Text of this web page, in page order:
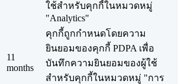
ใช้สำหรับคุกกี้ในหมวดหมู่
"Analytics"
11
months
คุกกี้ถูกกำหนดโดยความ
ยินยอมของคุกกี้ PDPA เพื่อ
บันทึกความยินยอมของผู้ใช้
สำหรับคุกกี้ในหมวดหมู่ "การ